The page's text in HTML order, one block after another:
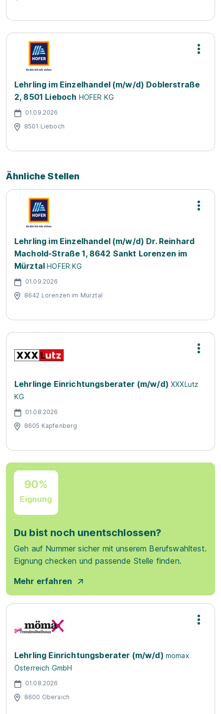
Lehrling im Einzelhandel (m/w/d) Doblerstraße
2, 8501 Lieboch HOFER KG
01.09.2026
8501 Lieboch
Ähnliche Stellen
Lehrling im Einzelhandel (m/w/d) Dr. Reinhard
Machold-Straße 1, 8642 Sankt Lorenzen im
Mürztal HOFER KG
01.09.2026
8642 Lorenzen im Mürztal
Lehrlinge Einrichtungsberater (m/w/d) XXXLutz
KG
01.08.2026
8605 Kapfenberg
90%
Eignung
Du bist noch unentschlossen?
Geh auf Nummer sicher mit unserem Berufswahltest.
Eignung checken und passende Stelle finden.
Mehr erfahren
Lehrling Einrichtungsberater (m/w/d) mömax
Österreich GmbH
01.08.2026
8600 Oberaich